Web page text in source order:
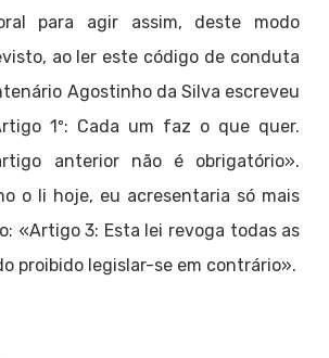
para agir assim, deste modo
ao ler este código de conduta
Agostinho da Silva escreveu
1º: Cada um faz o que quer.
anterior não é obrigatório».
o li hoje, eu acresentaria só mais
«Artigo 3: Esta lei revoga todas as
proibido legislar-se em contrário».